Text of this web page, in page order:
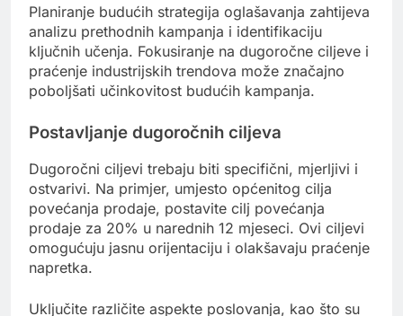
Planiranje budućih strategija oglašavanja zahtijeva
analizu prethodnih kampanja i identifikaciju
ključnih učenja. Fokusiranje na dugoročne ciljeve i
praćenje industrijskih trendova može značajno
poboljšati učinkovitost budućih kampanja.
Postavljanje dugoročnih ciljeva
Dugoročni ciljevi trebaju biti specifični, mjerljivi i
ostvarivi. Na primjer, umjesto općenitog cilja
povećanja prodaje, postavite cilj povećanja
prodaje za 20% u narednih 12 mjeseci. Ovi ciljevi
omogućuju jasnu orijentaciju i olakšavaju praćenje
napretka.
Uključite različite aspekte poslovanja, kao što su